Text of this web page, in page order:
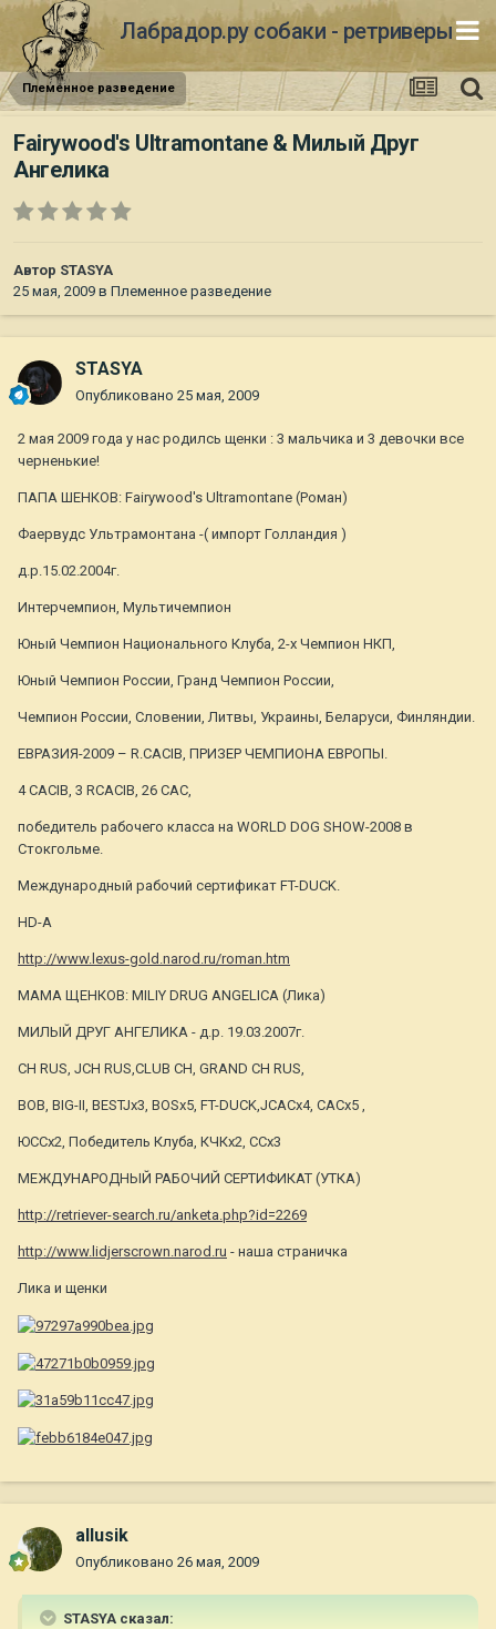
Лабрадор.ру собаки - ретриверы
Племенное разведение
Fairywood's Ultramontane & Милый Друг
Ангелика
Автор STASYA
25 мая, 2009 в Племенное разведение
STASYA
Опубликовано 25 мая, 2009
2 мая 2009 года у нас родилсь щенки : 3 мальчика и 3 девочки все
черненькие!
ПАПА ШЕНКОВ: Fairywood's Ultramontane (Роман)
Фаервудс Ультрамонтана -( импорт Голландия )
д.р.15.02.2004г.
Интерчемпион, Мультичемпион
Юный Чемпион Национального Клуба, 2-х Чемпион НКП,
Юный Чемпион России, Гранд Чемпион России,
Чемпион России, Словении, Литвы, Украины, Беларуси, Финляндии.
ЕВРАЗИЯ-2009 – R.CACIB, ПРИЗЕР ЧЕМПИОНА ЕВРОПЫ.
4 СACIB, 3 RCACIB, 26 САС,
победитель рабочего класса на WORLD DOG SHOW-2008 в
Стокгольме.
Международный рабочий сертификат FT-DUCK.
HD-A
http://www.lexus-gold.narod.ru/roman.htm
МАМА ЩЕНКОВ: MILIY DRUG ANGELICA (Лика)
МИЛЫЙ ДРУГ АНГЕЛИКА - д.р. 19.03.2007г.
CH RUS, JCH RUS,CLUB CH, GRAND CH RUS,
BOB, BIG-II, BESTJx3, BOSx5, FT-DUCK,JCACx4, CACx5 ,
ЮССх2, Победитель Клуба, КЧКх2, ССх3
МЕЖДУНАРОДНЫЙ РАБОЧИЙ СЕРТИФИКАТ (УТКА)
http://retriever-search.ru/anketa.php?id=2269
http://www.lidjerscrown.narod.ru - наша страничка
Лика и щенки
allusik
Опубликовано 26 мая, 2009
STASYA сказал: